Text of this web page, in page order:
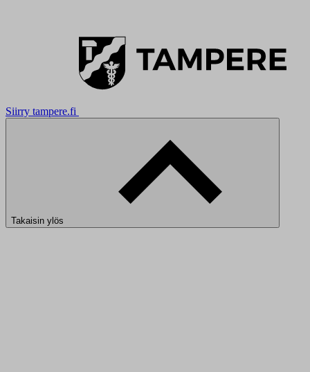
Siirry tampere.fi
Takaisin ylös